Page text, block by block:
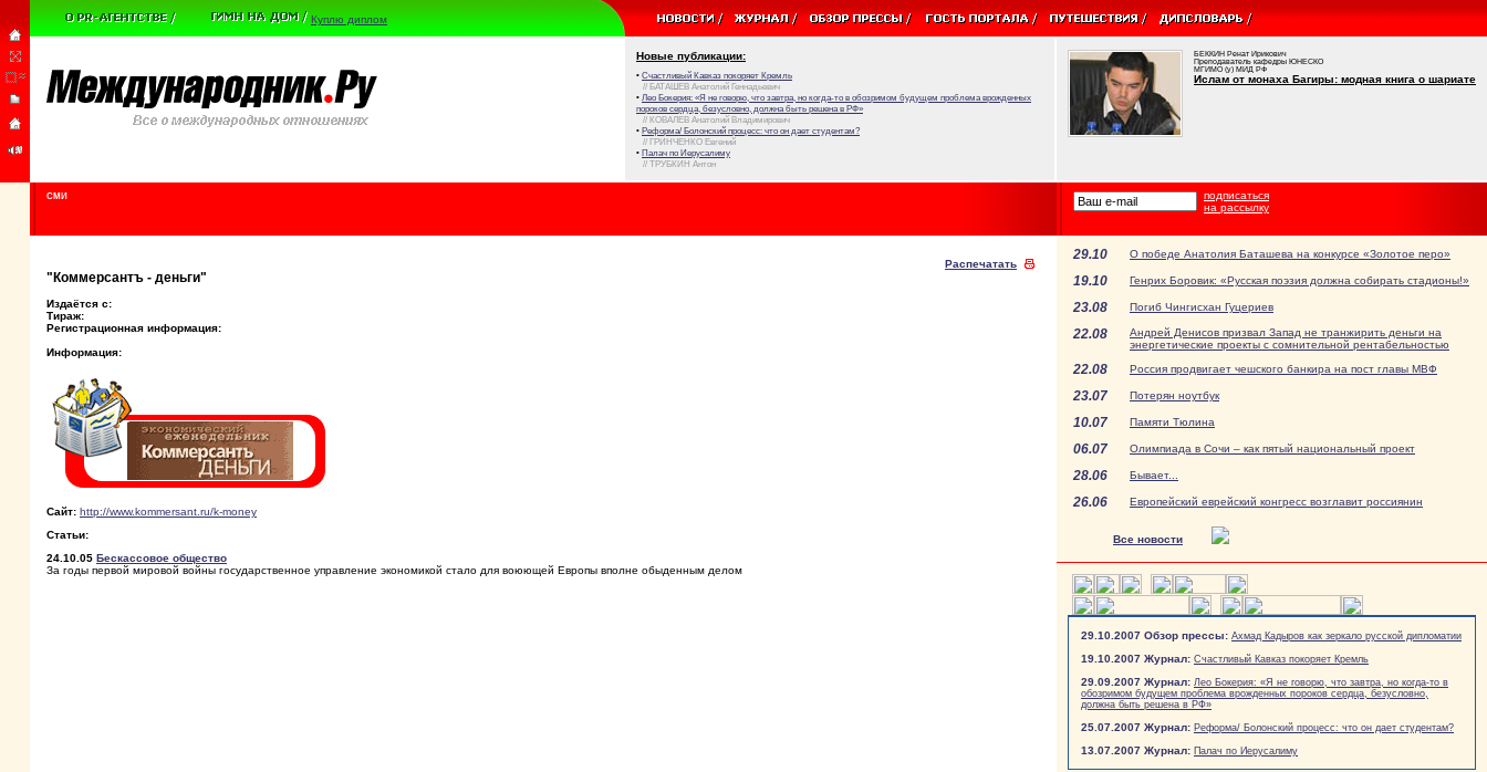
Куплю диплом
Новые публикации:
• Счастливый Кавказ покоряет Кремль
// БАТАШЕВ Анатолий Геннадьевич
• Лео Бокерия: «Я не говорю, что завтра, но когда-то в обозримом будущем проблема врожденных
пороков сердца, безусловно, должна быть решена в РФ»
// КОВАЛЕВ Анатолий Владимирович
• Реформа/ Болонский процесс: что он дает студентам?
// ГРИНЧЕНКО Евгений
• Палач по Иерусалиму
// ТРУБКИН Антон
БЕККИН Ренат Ирикович
Преподаватель кафедры ЮНЕСКО
МГИМО (у) МИД РФ
Ислам от монаха Багиры: модная книга о шариате
СМИ
подписаться
на рассылку
Распечатать
"Коммерсантъ - деньги"
Издаётся с:
Тираж:
Регистрационная информация:
Информация:
Сайт: http://www.kommersant.ru/k-money
Статьи:
24.10.05 Бескассовое общество
За годы первой мировой войны государственное управление экономикой стало для воюющей Европы вполне обыденным делом
29.10 О победе Анатолия Баташева на конкурсе «Золотое перо»
19.10 Генрих Боровик: «Русская поэзия должна собирать стадионы!»
23.08 Погиб Чингисхан Гуцериев
22.08
Андрей Денисов призвал Запад не транжирить деньги на
энергетические проекты с сомнительной рентабельностью
22.08 Россия продвигает чешского банкира на пост главы МВФ
23.07 Потерян ноутбук
10.07 Памяти Тюлина
06.07 Олимпиада в Сочи – как пятый национальный проект
28.06 Бывает...
26.06 Европейский еврейский конгресс возглавит россиянин
Все новости
29.10.2007 Обзор прессы: Ахмад Кадыров как зеркало русской дипломатии
19.10.2007 Журнал: Счастливый Кавказ покоряет Кремль
29.09.2007 Журнал: Лео Бокерия: «Я не говорю, что завтра, но когда-то в
обозримом будущем проблема врожденных пороков сердца, безусловно,
должна быть решена в РФ»
25.07.2007 Журнал: Реформа/ Болонский процесс: что он дает студентам?
13.07.2007 Журнал: Палач по Иерусалиму